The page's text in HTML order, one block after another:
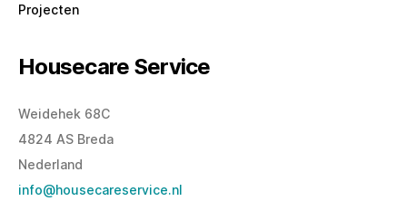
Projecten
Housecare Service
Weidehek 68C
4824 AS Breda
Nederland
info@housecareservice.nl